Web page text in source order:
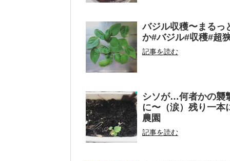
バジル収穫〜まるっ
か#バジル#収穫#超
記事を読む
シソが…何者かの襲
に〜（涙）残り一本
農園
記事を読む